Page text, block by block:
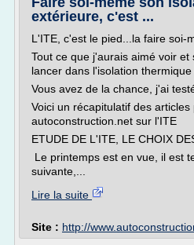
extérieure, c'est ...
L'ITE, c'est le pied...la faire soi-
Tout ce que j'aurais aimé voir et
lancer dans l'isolation thermique
Vous avez de la chance, j'ai
Voici un récapitulatif des articles
autoconstruction.net sur l'ITE
ETUDE DE L'ITE, LE CHOIX
Le printemps est en vue, il est
suivante,...
Lire la suite
Site : http://